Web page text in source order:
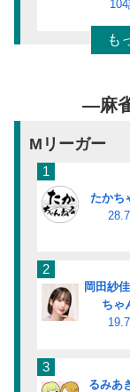
も
―麻
Mリーガー
1
たかち
2
岡田紗
ちゃ
3
るみあ